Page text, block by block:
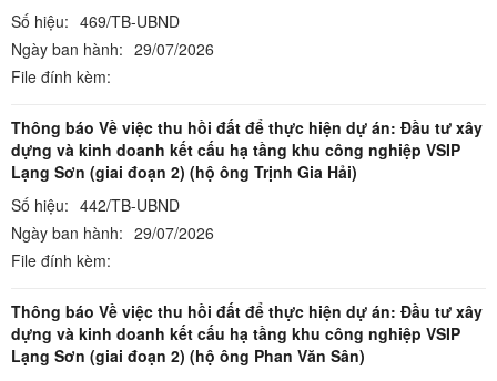
Số hiệu: 469/TB-UBND
Ngày ban hành: 29/07/2026
File đính kèm:
Thông báo Về việc thu hồi đất để thực hiện dự án: Đầu tư xây
dựng và kinh doanh kết cấu hạ tầng khu công nghiệp VSIP
Lạng Sơn (giai đoạn 2) (hộ ông Trịnh Gia Hải)
Số hiệu: 442/TB-UBND
Ngày ban hành: 29/07/2026
File đính kèm:
Thông báo Về việc thu hồi đất để thực hiện dự án: Đầu tư xây
dựng và kinh doanh kết cấu hạ tầng khu công nghiệp VSIP
Lạng Sơn (giai đoạn 2) (hộ ông Phan Văn Sân)